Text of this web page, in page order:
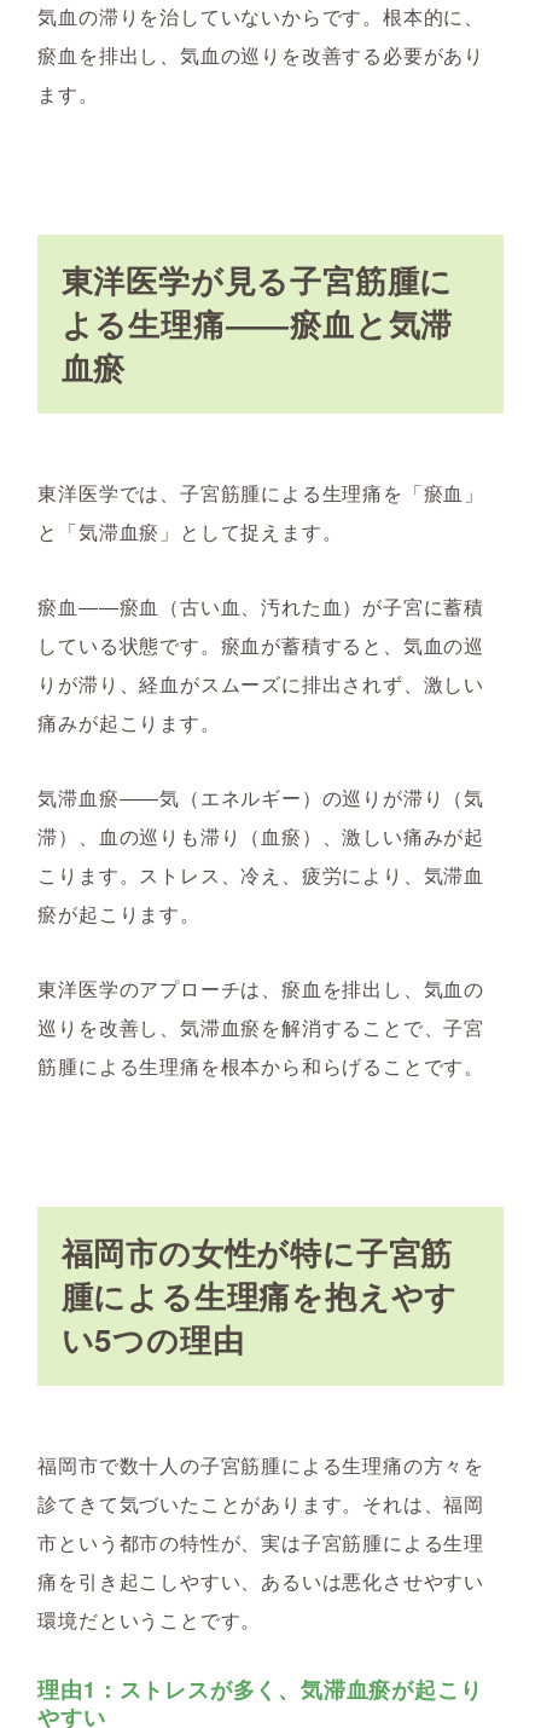
気血の滞りを治していないからです。根本的に、
瘀血を排出し、気血の巡りを改善する必要があり
ます。
東洋医学が見る子宮筋腫に
よる生理痛――瘀血と気滞
血瘀
東洋医学では、子宮筋腫による生理痛を「瘀血」
と「気滞血瘀」として捉えます。
瘀血――瘀血（古い血、汚れた血）が子宮に蓄積
している状態です。瘀血が蓄積すると、気血の巡
りが滞り、経血がスムーズに排出されず、激しい
痛みが起こります。
気滞血瘀――気（エネルギー）の巡りが滞り（気
滞）、血の巡りも滞り（血瘀）、激しい痛みが起
こります。ストレス、冷え、疲労により、気滞血
瘀が起こります。
東洋医学のアプローチは、瘀血を排出し、気血の
巡りを改善し、気滞血瘀を解消することで、子宮
筋腫による生理痛を根本から和らげることです。
福岡市の女性が特に子宮筋
腫による生理痛を抱えやす
い5つの理由
福岡市で数十人の子宮筋腫による生理痛の方々を
診てきて気づいたことがあります。それは、福岡
市という都市の特性が、実は子宮筋腫による生理
痛を引き起こしやすい、あるいは悪化させやすい
環境だということです。
理由1：ストレスが多く、気滞血瘀が起こり
やすい